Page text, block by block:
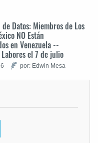
Datos: Miembros de Los
NO Están
en Venezuela --
el 7 de julio
por: Edwin Mesa